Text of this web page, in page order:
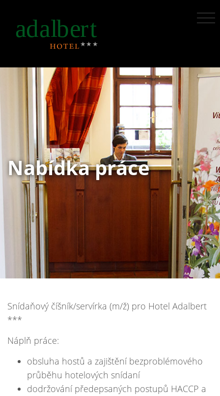
Nabídka práce
Snídaňový číšník/servírka (m/ž) pro Hotel Adalbert
***
Náplň práce:
obsluha hostů a zajištění bezproblémového
průběhu hotelových snídaní
dodržování předepsaných postupů HACCP a